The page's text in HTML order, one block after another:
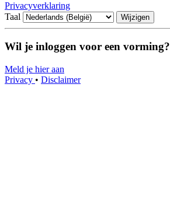
Privacyverklaring
Taal
Wil je inloggen voor een vorming?
Meld je hier aan
Privacy • Disclaimer